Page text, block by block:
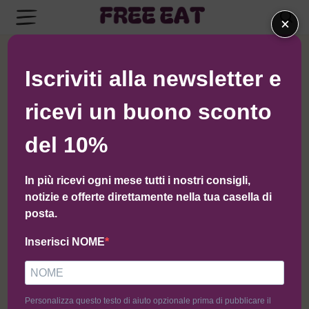
×
Iscriviti alla newsletter e
ricevi un buono sconto
del 10%
In più ricevi ogni mese tutti i nostri consigli,
notizie e offerte direttamente nella tua casella di
posta.
Inserisci NOME
Personalizza questo testo di aiuto opzionale prima di pubblicare il